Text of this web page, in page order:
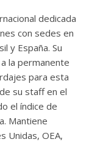
dedicada
con sedes en
y España. Su
la permanente
para esta
su staff en el
el índice de
Mantiene
Unidas, OEA,